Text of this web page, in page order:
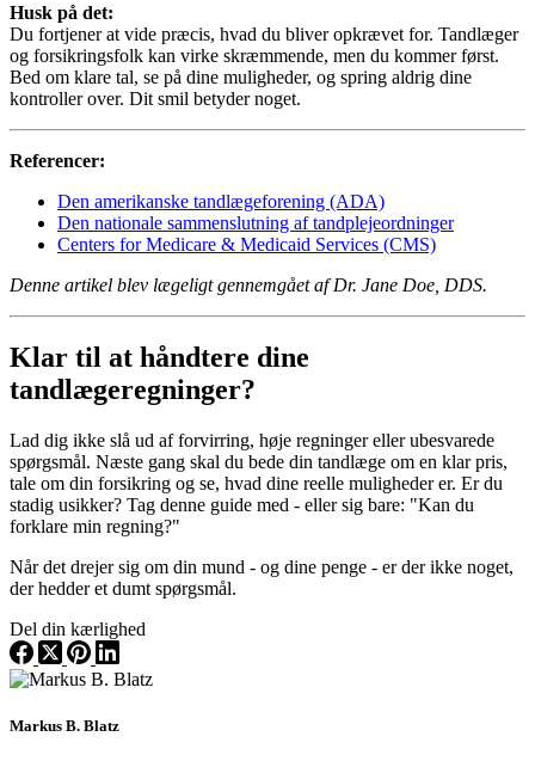
Husk på det:
Du fortjener at vide præcis, hvad du bliver opkrævet for. Tandlæger
og forsikringsfolk kan virke skræmmende, men du kommer først.
Bed om klare tal, se på dine muligheder, og spring aldrig dine
kontroller over. Dit smil betyder noget.
Referencer:
Den amerikanske tandlægeforening (ADA)
Den nationale sammenslutning af tandplejeordninger
Centers for Medicare & Medicaid Services (CMS)
Denne artikel blev lægeligt gennemgået af Dr. Jane Doe, DDS.
Klar til at håndtere dine
tandlægeregninger?
Lad dig ikke slå ud af forvirring, høje regninger eller ubesvarede
spørgsmål. Næste gang skal du bede din tandlæge om en klar pris,
tale om din forsikring og se, hvad dine reelle muligheder er. Er du
stadig usikker? Tag denne guide med - eller sig bare: "Kan du
forklare min regning?"
Når det drejer sig om din mund - og dine penge - er der ikke noget,
der hedder et dumt spørgsmål.
Del din kærlighed
Markus B. Blatz